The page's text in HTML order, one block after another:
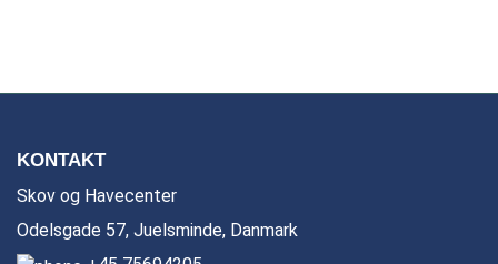
KONTAKT
Skov og Havecenter
Odelsgade 57, Juelsminde, Danmark